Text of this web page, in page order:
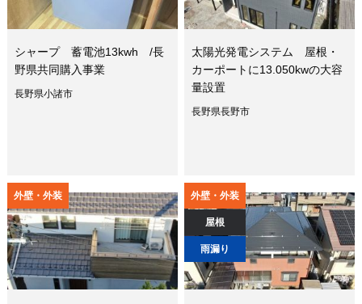
シャープ 蓄電池13kwh /長
野県共同購入事業
長野県小諸市
太陽光発電システム 屋根・
カーポートに13.050kwの大容
量設置
長野県長野市
外壁・外装 外壁・外装
屋根
雨漏り